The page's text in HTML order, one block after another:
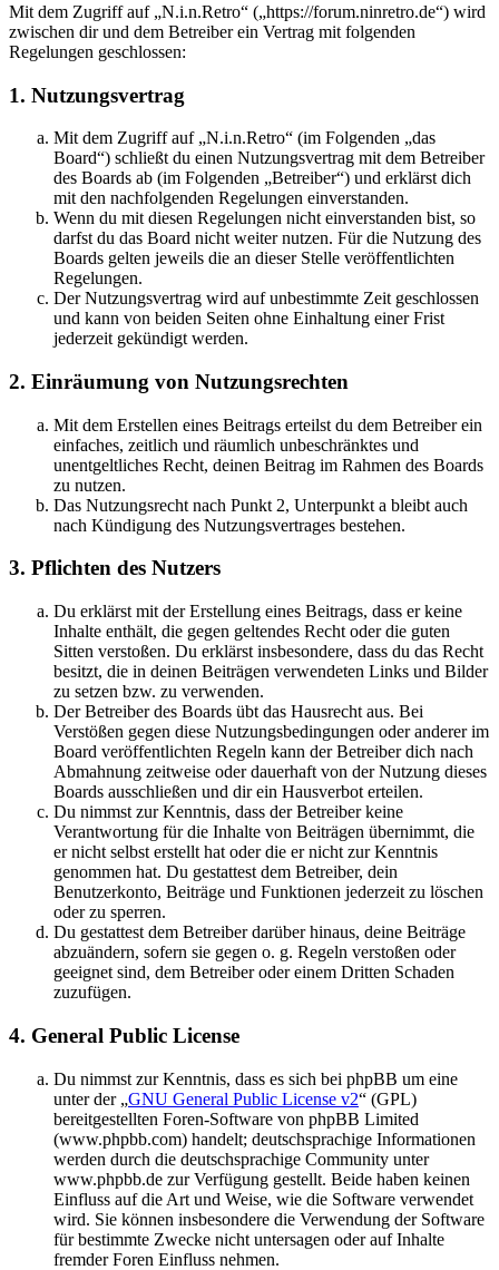
Mit dem Zugriff auf „N.i.n.Retro“ („https://forum.ninretro.de“) wird
zwischen dir und dem Betreiber ein Vertrag mit folgenden
Regelungen geschlossen:
1. Nutzungsvertrag
Mit dem Zugriff auf „N.i.n.Retro“ (im Folgenden „das
Board“) schließt du einen Nutzungsvertrag mit dem Betreiber
des Boards ab (im Folgenden „Betreiber“) und erklärst dich
mit den nachfolgenden Regelungen einverstanden.
Wenn du mit diesen Regelungen nicht einverstanden bist, so
darfst du das Board nicht weiter nutzen. Für die Nutzung des
Boards gelten jeweils die an dieser Stelle veröffentlichten
Regelungen.
Der Nutzungsvertrag wird auf unbestimmte Zeit geschlossen
und kann von beiden Seiten ohne Einhaltung einer Frist
jederzeit gekündigt werden.
2. Einräumung von Nutzungsrechten
Mit dem Erstellen eines Beitrags erteilst du dem Betreiber ein
einfaches, zeitlich und räumlich unbeschränktes und
unentgeltliches Recht, deinen Beitrag im Rahmen des Boards
zu nutzen.
Das Nutzungsrecht nach Punkt 2, Unterpunkt a bleibt auch
nach Kündigung des Nutzungsvertrages bestehen.
3. Pflichten des Nutzers
Du erklärst mit der Erstellung eines Beitrags, dass er keine
Inhalte enthält, die gegen geltendes Recht oder die guten
Sitten verstoßen. Du erklärst insbesondere, dass du das Recht
besitzt, die in deinen Beiträgen verwendeten Links und Bilder
zu setzen bzw. zu verwenden.
Der Betreiber des Boards übt das Hausrecht aus. Bei
Verstößen gegen diese Nutzungsbedingungen oder anderer im
Board veröffentlichten Regeln kann der Betreiber dich nach
Abmahnung zeitweise oder dauerhaft von der Nutzung dieses
Boards ausschließen und dir ein Hausverbot erteilen.
Du nimmst zur Kenntnis, dass der Betreiber keine
Verantwortung für die Inhalte von Beiträgen übernimmt, die
er nicht selbst erstellt hat oder die er nicht zur Kenntnis
genommen hat. Du gestattest dem Betreiber, dein
Benutzerkonto, Beiträge und Funktionen jederzeit zu löschen
oder zu sperren.
Du gestattest dem Betreiber darüber hinaus, deine Beiträge
abzuändern, sofern sie gegen o. g. Regeln verstoßen oder
geeignet sind, dem Betreiber oder einem Dritten Schaden
zuzufügen.
4. General Public License
Du nimmst zur Kenntnis, dass es sich bei phpBB um eine
unter der „GNU General Public License v2“ (GPL)
bereitgestellten Foren-Software von phpBB Limited
(www.phpbb.com) handelt; deutschsprachige Informationen
werden durch die deutschsprachige Community unter
www.phpbb.de zur Verfügung gestellt. Beide haben keinen
Einfluss auf die Art und Weise, wie die Software verwendet
wird. Sie können insbesondere die Verwendung der Software
für bestimmte Zwecke nicht untersagen oder auf Inhalte
fremder Foren Einfluss nehmen.